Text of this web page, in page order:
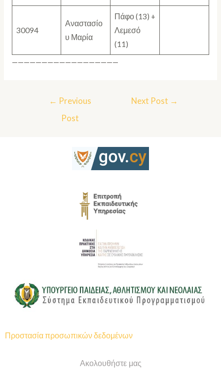
30094
Αναστασίο
υ Μαρία
Πάφο (13) +
Λεμεσό
(11)
——————————————————
← Previous
Post
Next Post →
Προστασία προσωπικών δεδομένων
Ακολουθήστε μας